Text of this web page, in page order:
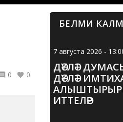
0 0
БЕЛМИ
7 августа 2026 -
ДӘҮЛӘТ
ДӘҮЛӘТ
ИТТЕЛӘР